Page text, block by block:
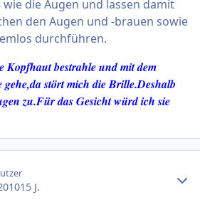
die Augen und lassen damit
den Augen und -brauen sowie
durchführen.
Kopfhaut bestrahle und mit dem
stört mich die Brille.Deshalb
zu.Für das Gesicht würd ich sie
15 J.